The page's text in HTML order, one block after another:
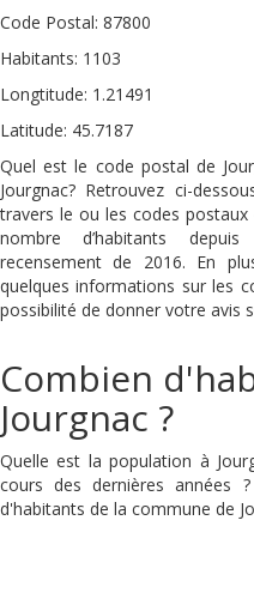
Code Postal: 87800
Habitants: 1103
Longtitude: 1.21491
Latitude: 45.7187
Quel est le code postal de
Jourgnac? Retrouvez ci-
travers le ou les codes postaux
nombre d’habitants
recensement de 2016. En
quelques informations sur les
possibilité de donner votre avis
Combien
Jourgnac ?
Quelle est la population à
cours des dernières années
d'habitants de la commune de